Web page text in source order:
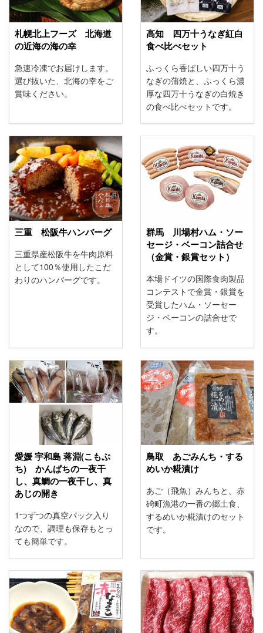
札幌北上フーズ 北海道
の近海の海の幸
急速冷凍でお届けします。
選び抜いた、北海の幸をご
賞味ください。
高知 四万十うなぎ紅白
食べ比べセット
ふっくら香ばしい四万十う
なぎの蒲焼と、ふっくら濃
厚な四万十うなぎの白焼き
の食べ比べセットです。
三重 松阪牛ハンバーグ
三重県産松阪牛を牛肉原料
として100％使用したこだ
わりのハンバーグです。
群馬 川場村ハム・ソー
セージ・ベーコン詰合せ
（金賞・銀賞セット）
本場ドイツの国際食肉製品
コンテストで金賞・銀賞を
受賞したハム・ソーセー
ジ・ベーコンの詰合せで
す。
愛媛 宇和島 蒋淵(こもぶ
ち) かんぱちの一夜干
し、真鯛の一夜干し、真
あじの開き
1つずつの真空パック入り
なので、調理も保存もとっ
ても簡単です。
鳥取 あごみんち・する
めいか糀漬け
あご（飛魚）みんちと、赤
碕町漁港の一番の郷土食、
するめいか糀漬けのセット
です。